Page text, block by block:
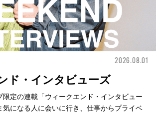
2026.08.01
ド・インタビューズ
限定の連載「ウィークエンド・インタビュー
気になる人に会いに行き、仕事からプライベ